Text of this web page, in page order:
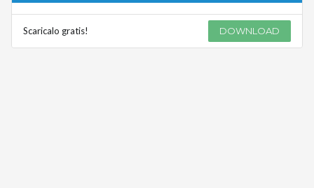
Scaricalo gratis! DOWNLOAD